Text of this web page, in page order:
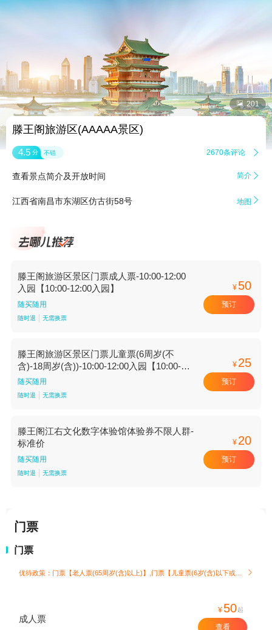
 201
滕王阁旅游区(AAAAA景区)
4.5 分 不错 2670条评论 
查看景点简介及开放时间 简介 
江西省南昌市东湖区仿古街58号 地图 
滕王阁旅游区景区门票成人票-10:00-12:00
入园【10:00-12:00入园】
随买随用
随时退 无需换票
¥ 50
预订
滕王阁旅游区景区门票儿童票(6周岁(不
含)-18周岁(含))-10:00-12:00入园【10:00-
12:00入园】
随买随用
随时退 无需换票
¥ 25
预订
滕王阁江右文化数字体验馆体验券不限人群-
标准价
随买随用
随时退 无需换票
¥ 20
预订
门票
门票

成人票
¥ 50起
查看
